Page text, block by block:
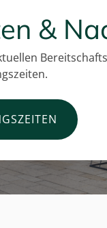
&